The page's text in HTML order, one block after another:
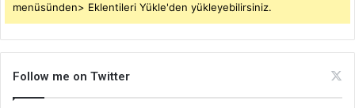
menüsünden> Eklentileri Yükle'den yükleyebilirsiniz.
Follow me on Twitter